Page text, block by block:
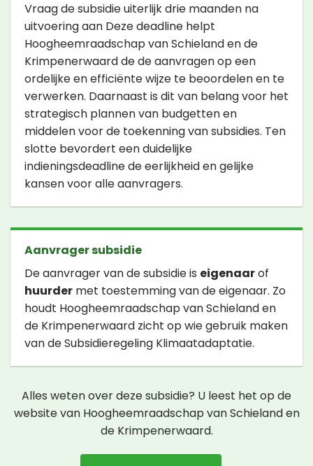
Vraag de subsidie uiterlijk drie maanden na
uitvoering aan Deze deadline helpt
Hoogheemraadschap van Schieland en de
Krimpenerwaard de de aanvragen op een
ordelijke en efficiënte wijze te beoordelen en te
verwerken. Daarnaast is dit van belang voor het
strategisch plannen van budgetten en
middelen voor de toekenning van subsidies. Ten
slotte bevordert een duidelijke
indieningsdeadline de eerlijkheid en gelijke
kansen voor alle aanvragers.
Aanvrager subsidie
De aanvrager van de subsidie is eigenaarof
huurder met toestemming van de eigenaar. Zo
houdt Hoogheemraadschap van Schieland en
de Krimpenerwaard zicht op wie gebruik maken
van de Subsidieregeling Klimaatadaptatie.
Alles weten over deze subsidie? U leest het op de
website van Hoogheemraadschap van Schieland en
de Krimpenerwaard.